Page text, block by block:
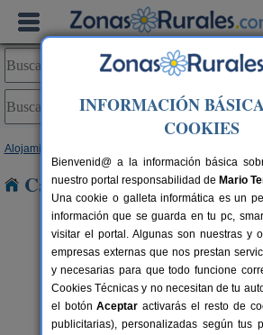
Alojamientos
Casas Rurales cerca de
Casa El Viso
Rute (Córdoba)
INFORMACIÓN
COOKIES
Bienvenid@ a la información básica
nuestro portal responsabilidad de Mario
Una cookie o galleta informática es un
información que se guarda en tu pc,
visitar el portal. Algunas son nuestras y
empresas externas que nos prestan
y necesarias para que todo funcione
Cookies Técnicas y no necesitan de tu
el botónAceptar activarás el resto de
publicitarias), personalizadas según tus